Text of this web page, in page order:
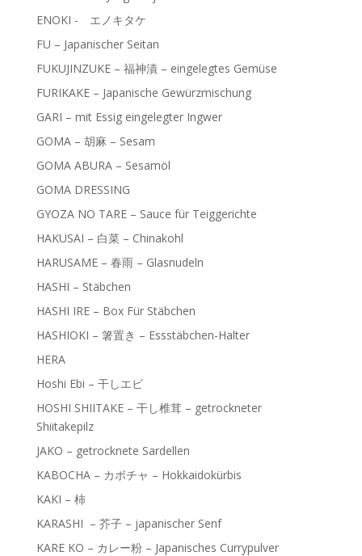
ENOKI - エノキタケ
FU – Japanischer Seitan
FUKUJINZUKE – 福神漬 – eingelegtes Gemüse
FURIKAKE – Japanische Gewürzmischung
GARI – mit Essig eingelegter Ingwer
GOMA – 胡麻 – Sesam
GOMA ABURA – Sesamöl
GOMA DRESSING
GYOZA NO TARE – Sauce für Teiggerichte
HAKUSAI – 白菜 – Chinakohl
HARUSAME – 春雨 – Glasnudeln
HASHI – Stäbchen
HASHI IRE – Box Für Stäbchen
HASHIOKI – 箸置き – Essstäbchen-Halter
HERA
Hoshi Ebi – 干しエビ
HOSHI SHIITAKE – 干し椎茸 – getrockneter
Shiitakepilz
JAKO – getrocknete Sardellen
KABOCHA – カボチャ – Hokkaidokürbis
KAKI – 柿
KARASHI – 芥子 – japanischer Senf
KARE KO – カレー粉 – Japanisches Currypulver